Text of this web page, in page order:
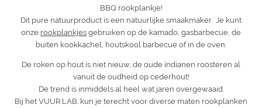
BBQ rookplankje!
Dit pure natuurproduct is een natuurlijke smaakmaker. Je kunt
onze rookplankjes gebruiken op de kamado, gasbarbecue, de
buiten kookkachel, houtskool barbecue of in de oven.
De roken op hout is niet nieuw, de oude indianen roosteren al
vanuit de oudheid op cederhout!
De trend is inmiddels al heel wat jaren overgewaaid.
Bij het VUUR LAB. kun je terecht voor diverse maten rookplanken